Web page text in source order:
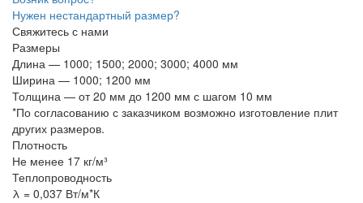
Нужен нестандартный размер?
Свяжитесь с нами
Размеры
Длина — 1000; 1500; 2000; 3000; 4000 мм
Ширина — 1000; 1200 мм
Толщина — от 20 мм до 1200 мм с шагом 10 мм
*По согласованию с заказчиком возможно изготовление плит
других размеров.
Плотность
Не менее 17 кг/м³
Теплопроводность
λ = 0,037 Вт/м*К